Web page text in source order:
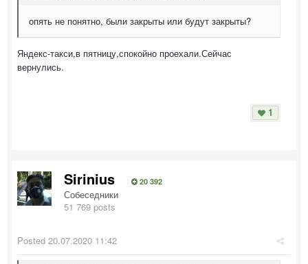
опять не понятно, были закрыты или будут закрыты?
Яндекс-такси,в пятницу,спокойно проехали.Сейчас
вернулись.
1
Sirinius 20 392
Собеседники
51 769 posts
Posted 20.07.2020 11:42